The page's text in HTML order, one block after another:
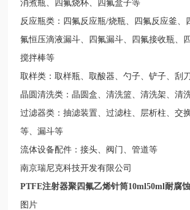
消煮瓶、四氟烧杯、四氟盒子等
反应瓶类：四氟反应瓶/烧瓶、四氟反应釜、
氟恒压滴液漏斗、四氟漏斗、四氟接收瓶、
搅拌棒等
取样类：取样瓶、取酸器、勺子、铲子、刮
晶圆清洗类：晶圆盒、清洗篮、清洗架、清
过滤器类：抽滤装置、过滤柱、层析柱、交
等、漏斗等
流体设备配件：接头、阀门、管道等
南京瑞尼克科技开发有限公司
PTFE注射器聚四氟乙烯针筒10ml50ml耐腐蚀
图片